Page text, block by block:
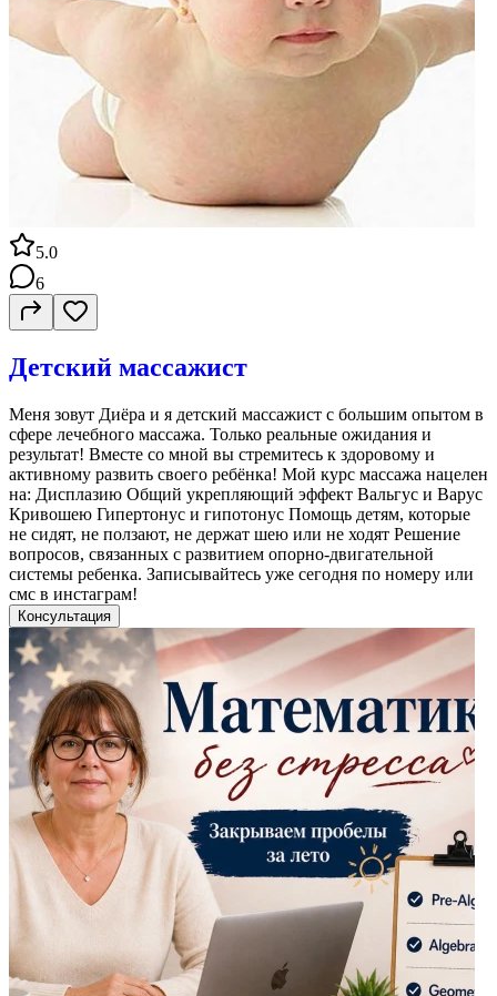
5.0
6
Детский массажист
Меня зовут Диёра и я детский массажист с большим опытом в
сфере лечебного массажа. Только реальные ожидания и
результат! Вместе со мной вы стремитесь к здоровому и
активному развить своего ребёнка! Мой курс массажа нацелен
на: Дисплазию Общий укрепляющий эффект Вальгус и Варус
Кривошею Гипертонус и гипотонус Помощь детям, которые
не сидят, не ползают, не держат шею или не ходят Решение
вопросов, связанных с развитием опорно-двигательной
системы ребенка. Записывайтесь уже сегодня по номеру или
смс в инстаграм!
Консультация